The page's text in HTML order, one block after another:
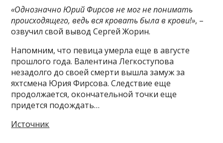
«Однозначно Юрий Фирсов не мог не понимать
происходящего, ведь вся кровать была в крови!», –
озвучил свой вывод Сергей Жорин.
Напомним, что певица умерла еще в августе
прошлого года. Валентина Легкоступова
незадолго до своей смерти вышла замуж за
яхтсмена Юрия Фирсова. Следствие еще
продолжается, окончательной точки еще
придется подождать…
Источник